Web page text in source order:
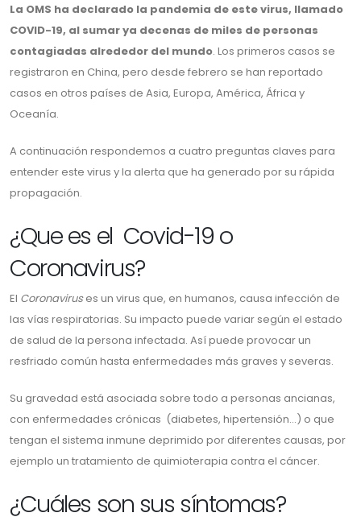
La OMS ha declarado la pandemia de este virus, llamado
COVID-19, al sumar ya decenas de miles de personas
contagiadas alrededor del mundo. Los primeros casos se
registraron en China, pero desde febrero se han reportado
casos en otros países de Asia, Europa, América, África y
Oceanía.
A continuación respondemos a cuatro preguntas claves para
entender este virus y la alerta que ha generado por su rápida
propagación.
¿Que es el Covid-19 o
Coronavirus?
El Coronaviruses un virus que, en humanos, causa infección de
las vías respiratorias. Su impacto puede variar según el estado
de salud de la persona infectada. Así puede provocar un
resfriado común hasta enfermedades más graves y severas.
Su gravedad está asociada sobre todo a personas ancianas,
con enfermedades crónicas (diabetes, hipertensión…) o que
tengan el sistema inmune deprimido por diferentes causas, por
ejemplo un tratamiento de quimioterapia contra el cáncer.
¿Cuáles son sus síntomas?